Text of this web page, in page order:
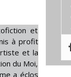
et
à profit
et la
du Moi,
a éclos